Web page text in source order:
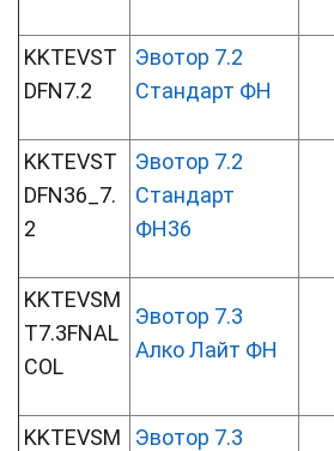
KKTEVST
DFN7.2
Эвотор 7.2
Стандарт ФН
KKTEVST
DFN36_7.
2
Эвотор 7.2
Стандарт
ФН36
KKTEVSM
T7.3FNAL
COL
Эвотор 7.3
Алко Лайт ФН
KKTEVSM Эвотор 7.3